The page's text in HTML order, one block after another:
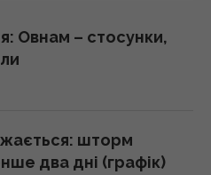
Овнам – стосунки,
шторм
два дні (графік)